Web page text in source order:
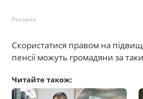
Реклама
Скористатися правом на
пенсії можуть громадяни за
Читайте також: